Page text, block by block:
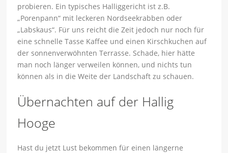
probieren. Ein typisches Halliggericht ist z.B.
„Porenpann“ mit leckeren Nordseekrabben oder
„Labskaus“. Für uns reicht die Zeit jedoch nur noch für
eine schnelle Tasse Kaffee und einen Kirschkuchen auf
der sonnenverwöhnten Terrasse. Schade, hier hätte
man noch länger verweilen können, und nichts tun
können als in die Weite der Landschaft zu schauen.
Übernachten auf der Hallig
Hooge
Hast du jetzt Lust bekommen für einen längerne